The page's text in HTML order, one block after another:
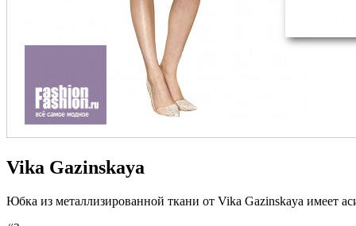
Vika Gazinskaya
Юбка из металлизированной ткани от Vika Gazinskaya имеет